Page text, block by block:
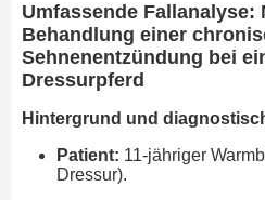
Umfassende Fallanalyse:
Behandlung einer
Sehnenentzündung bei
Dressurpferd
Hintergrund und
Patient: 11-jähriger
Dressur).